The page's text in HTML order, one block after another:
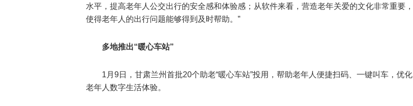
水平，提高老年人公交出行的安全感和体验感；从软件来看，营造老年关爱的文化非常重要，
使得老年人的出行问题能够得到及时帮助。”
多地推出“暖心车站”
1月9日，甘肃兰州首批20个助老“暖心车站”投用，帮助老年人便捷扫码、一键叫车，优化
老年人数字生活体验。